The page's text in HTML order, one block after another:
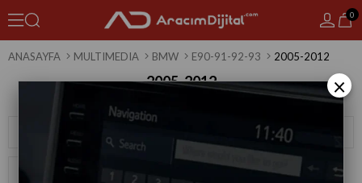
0
ANASAYFA MULTIMEDIA BMW E90-91-92-93 2005-2012
2005-2012
Filtreleme
×